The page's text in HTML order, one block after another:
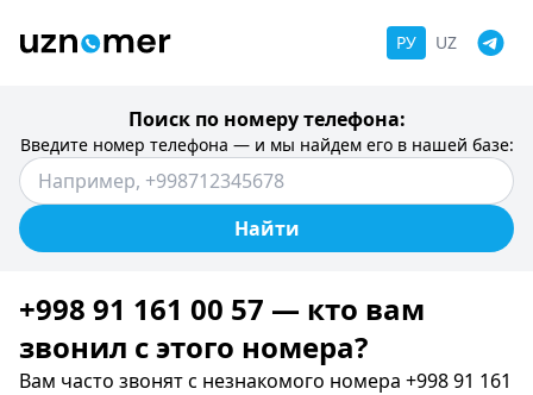
РУ UZ
Поиск по номеру телефона:
Введите номер телефона — и мы найдем его в нашей базе:
Найти
+998 91 161 00 57 — кто вам
звонил c этого номера?
Вам часто звонят с незнакомого номера +998 91 161